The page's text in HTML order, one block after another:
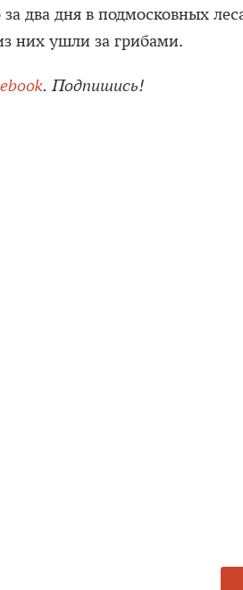
за два дня в подмосковных
них ушли за грибами.
. Подпишись!